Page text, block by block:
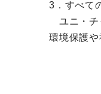
3．すべて
ユニ・チ
環境保護や